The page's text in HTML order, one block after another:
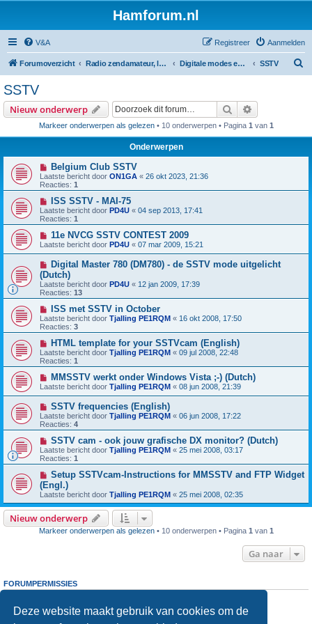
Deze website maakt gebruik van cookies om de
Hamforum.nl
V&A Aanmelden
Registreer
Forumoverzicht Radio zendamateur, luisteramateur en elektronica zelfbouw Digitale modes en morse (CW) SSTV
SSTV
Nieuw onderwerp Zoek
Markeer onderwerpen als gelezen• 10 onderwerpen • Pagina 1 van 1
Onderwerpen
Belgium Club SSTV
Laatste bericht door ON1GA « 26 okt 2023, 21:36
Reacties: 1
ISS SSTV - MAI-75
Laatste bericht door PD4U « 04 sep 2013, 17:41
Reacties: 1
11e NVCG SSTV CONTEST 2009
Laatste bericht door PD4U « 07 mar 2009, 15:21
Digital Master 780 (DM780) - de SSTV mode uitgelicht
(Dutch)
Laatste bericht door PD4U « 12 jan 2009, 17:39
Reacties: 13
ISS met SSTV in October
Laatste bericht door Tjalling PE1RQM « 16 okt 2008, 17:50
Reacties: 3
HTML template for your SSTVcam (English)
Laatste bericht door Tjalling PE1RQM « 09 jul 2008, 22:48
Reacties: 1
MMSSTV werkt onder Windows Vista ;-) (Dutch)
Laatste bericht door Tjalling PE1RQM « 08 jun 2008, 21:39
SSTV frequencies (English)
Laatste bericht door Tjalling PE1RQM « 06 jun 2008, 17:22
Reacties: 4
SSTV cam - ook jouw grafische DX monitor? (Dutch)
Laatste bericht door Tjalling PE1RQM « 25 mei 2008, 03:17
Reacties: 1
Setup SSTVcam-Instructions for MMSSTV and FTP Widget
(Engl.)
Laatste bericht door Tjalling PE1RQM « 25 mei 2008, 02:35
Nieuw onderwerp
Markeer onderwerpen als gelezen• 10 onderwerpen • Pagina 1 van 1
Ga naar
FORUMPERMISSIES
kunt niet
reageren op onderwerpen in dit forum
kunt nietje eigen berichten wijzigen in dit forum